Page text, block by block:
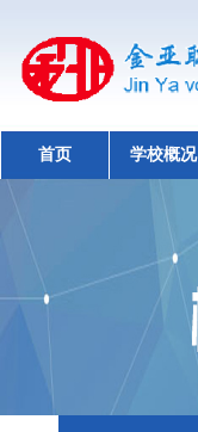
首页 学校概况